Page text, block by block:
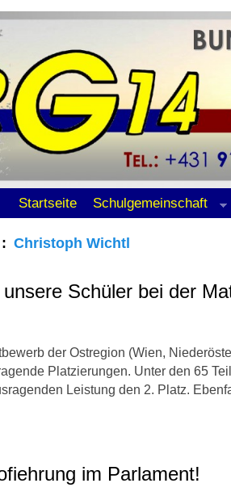
Startseite Schulgemeinschaft
Christoph Wichtl
Schüler bei der
der Ostregion (Wien,
Platzierungen. Unter den 65
Leistung den 2. Platz.
im Parlament!